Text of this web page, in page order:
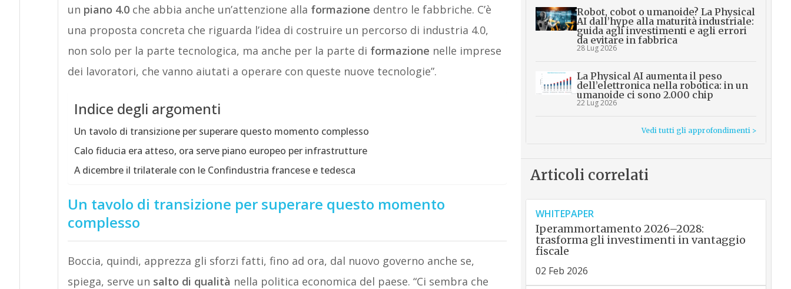
un piano 4.0che abbia anche un’attenzione alla formazione dentro le fabbriche. C’è
una proposta concreta che riguarda l’idea di costruire un percorso di industria 4.0,
non solo per la parte tecnologica, ma anche per la parte di formazione nelle imprese
dei lavoratori, che vanno aiutati a operare con queste nuove tecnologie”.
Indice degli argomenti
Un tavolo di transizione per superare questo momento complesso
Calo fiducia era atteso, ora serve piano europeo per infrastrutture
A dicembre il trilaterale con le Confindustria francese e tedesca
Un tavolo di transizione per superare questo momento
complesso
Boccia, quindi, apprezza gli sforzi fatti, fino ad ora, dal nuovo governo anche se,
spiega, serve un salto di qualità nella politica economica del paese. “Ci sembra che
Robot, cobot o umanoide? La Physical
AI dall’hype alla maturità industriale:
guida agli investimenti e agli errori
da evitare in fabbrica
28 Lug 2026
La Physical AI aumenta il peso
dell’elettronica nella robotica: in un
umanoide ci sono 2.000 chip
22 Lug 2026
Vedi tutti gli approfondimenti >
Articoli correlati
WHITEPAPER
Iperammortamento 2026–2028:
trasforma gli investimenti in vantaggio
fiscale
02 Feb 2026